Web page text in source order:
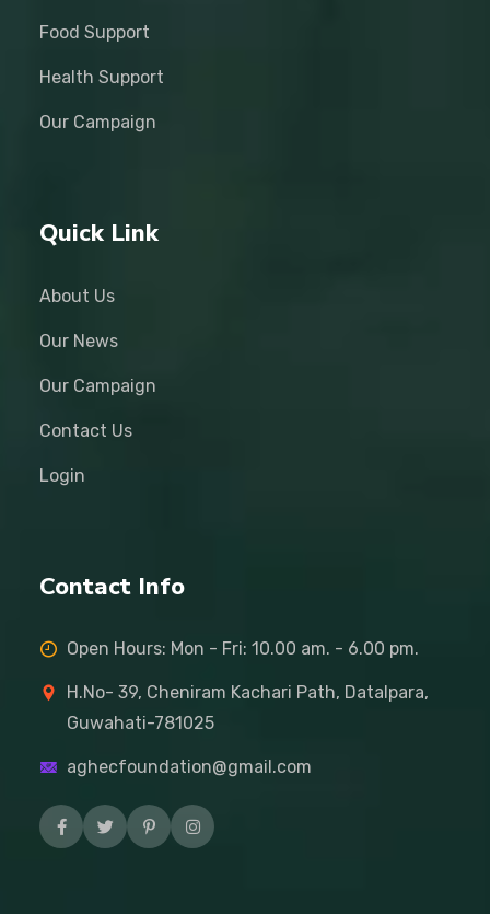
Food Support
Health Support
Our Campaign
Quick Link
About Us
Our News
Our Campaign
Contact Us
Login
Contact Info
Open Hours: Mon - Fri: 10.00 am. - 6.00 pm.
H.No- 39, Cheniram Kachari Path, Datalpara,
Guwahati-781025
aghecfoundation@gmail.com